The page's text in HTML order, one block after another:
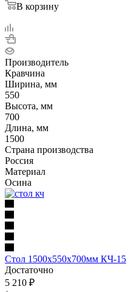
В корзину
Производитель
Кравчина
Ширина, мм
550
Высота, мм
700
Длина, мм
1500
Страна производства
Россия
Материал
Осина
Стол 1500х550х700мм КЧ-15
Достаточно
5 210 ₽